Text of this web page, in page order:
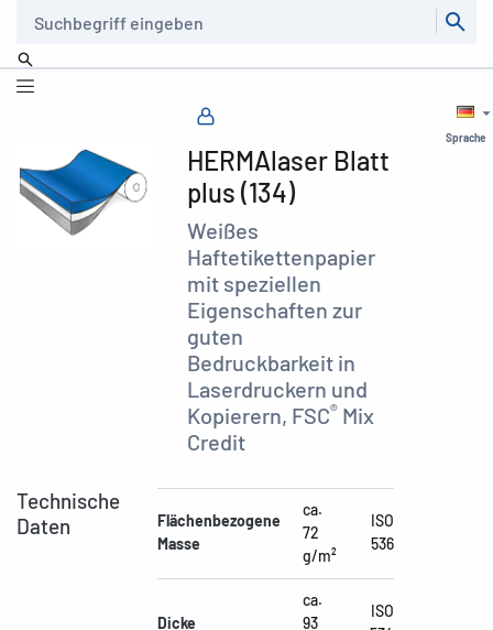
Sprache
HERMAlaser Blatt
plus (134)
Weißes
Haftetikettenpapier
mit speziellen
Eigenschaften zur
guten
Bedruckbarkeit in
Laserdruckern und
Kopierern, FSC® Mix
Credit
Technische
Daten
Flächenbezogene
Masse
ca.
72
g/m²
ISO
536
Dicke
ca.
93
ISO